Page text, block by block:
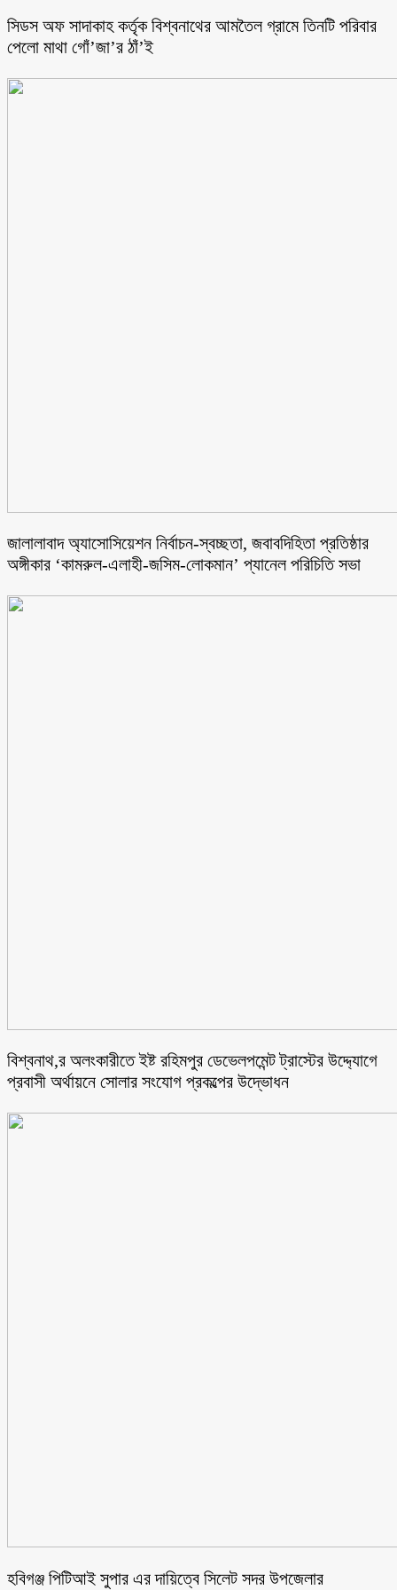
সিডস অফ সাদাকাহ কর্তৃক বিশ্বনাথের আমতৈল গ্রামে তিনটি পরিবার
পেলো মাথা গোঁ’জা’র ঠাঁ’ই
জালালাবাদ অ্যাসোসিয়েশন নির্বাচন-স্বচ্ছতা, জবাবদিহিতা প্রতিষ্ঠার
অঙ্গীকার ‘কামরুল-এলাহী-জসিম-লোকমান’ প্যানেল পরিচিতি সভা
বিশ্বনাথ,র অলংকারীতে ইষ্ট রহিমপুর ডেভেলপমেন্ট ট্রাস্টের উদ্দ্যোগে
প্রবাসী অর্থায়নে সোলার সংযোগ প্রকল্পের উদ্ভোধন
হবিগঞ্জ পিটিআই সুপার এর দায়িত্বে সিলেট সদর উপজেলার